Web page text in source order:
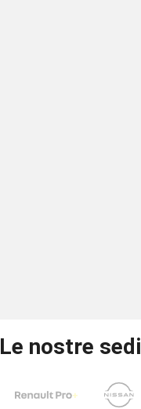
Le nostre sedi